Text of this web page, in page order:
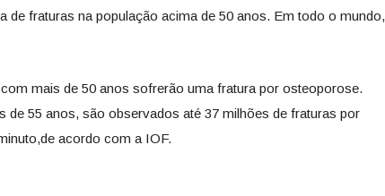
de fraturas na população acima de 50 anos. Em todo o mundo,
mais de 50 anos sofrerão uma fratura por osteoporose.
de 55 anos, são observados até 37 milhões de fraturas por
acordo com a IOF.